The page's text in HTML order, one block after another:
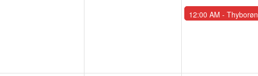
12:00 AM -Thyborøn går i Fisk (Sidste frist 28.06.26)